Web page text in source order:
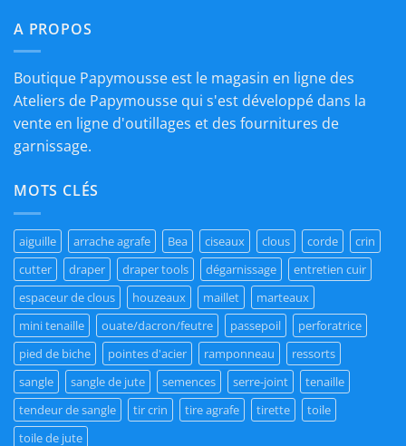
A PROPOS
Boutique Papymousse est le magasin en ligne des
Ateliers de Papymousse qui s'est développé dans la
vente en ligne d'outillages et des fournitures de
garnissage.
MOTS CLÉS
aiguille arrache agrafe Bea ciseaux clous corde
crin
cutter
draper draper tools dégarnissage
entretien cuir
espaceur de clous
houzeaux maillet
marteaux
mini tenaille
ouate/dacron/feutre passepoil
perforatrice
pied de biche
pointes d'acier ramponneau
ressorts
sangle
sangle de jute semences serre-joint
tenaille
tendeur de sangle
tir crin tire agrafe tirette
toile
toile de jute